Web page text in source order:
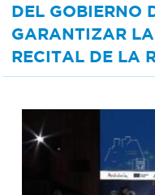
DEL GOBIERNO
GARANTIZAR
RECITAL DE LA